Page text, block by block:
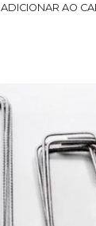
ADICIONAR AO